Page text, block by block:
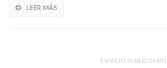
LEER MÁS
ESPACIO PUBLICITARIO